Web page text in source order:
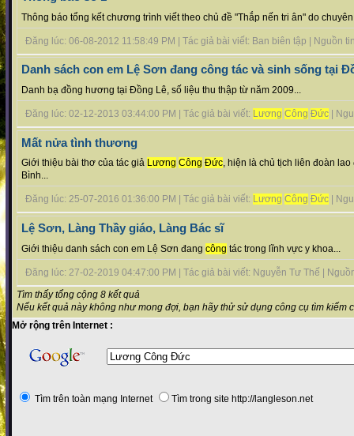
Thông báo tổng kết chương trình viết theo chủ đề "Thắp nến tri ân" do
Đăng lúc: 06-08-2012 11:58:49 PM | Tác giả bài viết: Ban biên tập | Nguồn
Danh sách con em Lệ Sơn đang công tác và sinh sống tại
Danh bạ đồng hương tại Đồng Lê, số liệu thu thập từ năm 2009...
Đăng lúc: 02-12-2013 03:44:00 PM | Tác giả bài viết: Lương Công Đức |
Mất nửa tình thương
Giới thiệu bài thơ của tác giả Lương Công Đức, hiện là chủ tịch liên đoàn
Bình...
Đăng lúc: 25-07-2016 01:36:00 PM | Tác giả bài viết: Lương Công Đức |
Lệ Sơn, Làng Thầy giáo, Làng Bác sĩ
Giới thiệu danh sách con em Lệ Sơn đang công tác trong lĩnh vực y khoa...
Đăng lúc: 27-02-2019 04:47:00 PM | Tác giả bài viết: Nguyễn Tư Thế |
Tìm thấy tổng cộng 8 kết quả
Nếu kết quả này không như mong đợi, bạn hãy thử sử dụng công cụ tìm kiếm
Mở rộng trên Internet :
Tìm trên toàn mạng Internet Tìm trong site http://langleson.net